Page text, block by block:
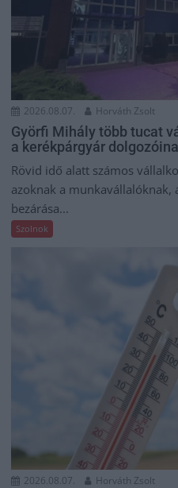
2026.08.07. Horváth Zsolt
Györfi Mihály több tucat
a kerékpárgyár
Rövid idő alatt számos
azoknak a munkavállalóknak,
bezárása...
Szolnok
2026.08.07. Horváth Zsolt